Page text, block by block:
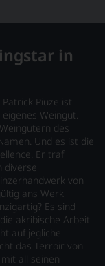
in
Piuze ist
Weingut.
des
Und es ist die
Er traf
diverse
von
ans Werk
Es sind
akribische Arbeit
auf jegliche
das Terroir von
all seinen